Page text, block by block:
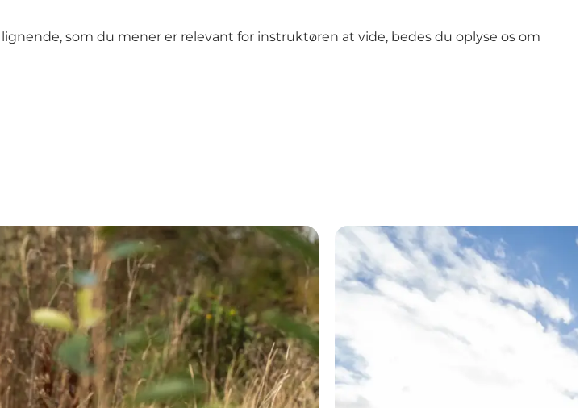
som du mener er relevant for instruktøren at vide, bedes du oplyse os om